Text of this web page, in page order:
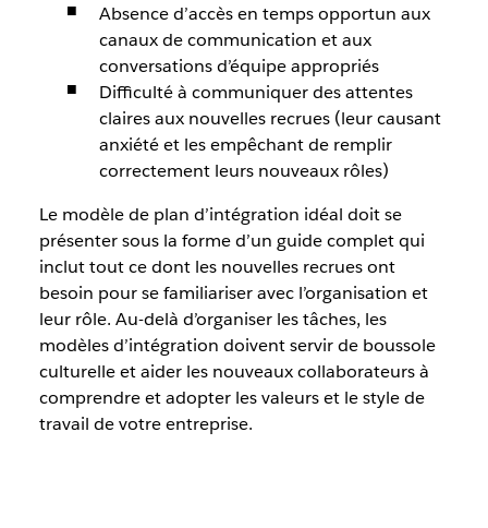
Absence d’accès en temps opportun aux
canaux de communication et aux
conversations d’équipe appropriés
Difficulté à communiquer des attentes
claires aux nouvelles recrues (leur causant
anxiété et les empêchant de remplir
correctement leurs nouveaux rôles)
Le modèle de plan d’intégration idéal doit se
présenter sous la forme d’un guide complet qui
inclut tout ce dont les nouvelles recrues ont
besoin pour se familiariser avec l’organisation et
leur rôle. Au-delà d’organiser les tâches, les
modèles d’intégration doivent servir de boussole
culturelle et aider les nouveaux collaborateurs à
comprendre et adopter les valeurs et le style de
travail de votre entreprise.